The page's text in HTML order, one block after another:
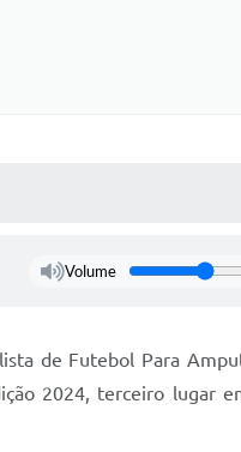
Volume
de Futebol Para
2024, terceiro lugar